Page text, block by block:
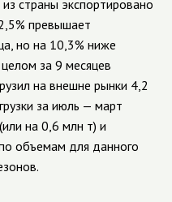
страны экспортировано
превышает
но на 10,3% ниже
за 9 месяцев
на внешне рынки 4,2
за июль — март
на 0,6 млн т) и
объемам для данного